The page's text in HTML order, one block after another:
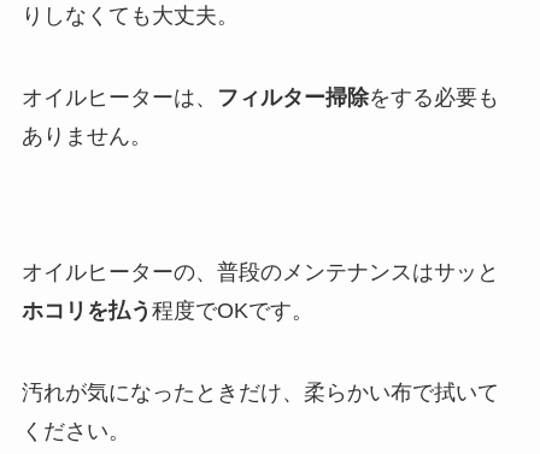
りしなくても大丈夫。
オイルヒーターは、 フィルター掃除をする必要も
ありません。
オイルヒーターの、普段のメンテナンスはサッと
ホコリを払う 程度でOKです。
汚れが気になったときだけ、柔らかい布で拭いて
ください。